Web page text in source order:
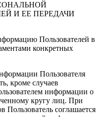
И ЕЕ ПЕРЕДАЧИ
Пользователей в
конкретных
Пользователя
кроме случаев
информации о
кругу лиц. При
Пользователь соглашается